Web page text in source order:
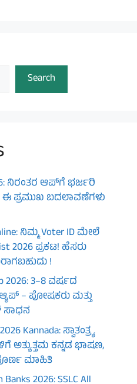
Search
ನಿರಂತರ ಆಪ್‌ಗೆ ಭರ್ಜರಿ
ಪ್ರಮುಖ ಬದಲಾವಣೆಗಳು
ನಿಮ್ಮ Voter ID ಮೇಲೆ
2026 ಪ್ರಕಟ! ಹೆಸರು
!
2026: 3–8 ವರ್ಷದ
– ಪೋಷಕರು ಮತ್ತು
ಸಾಧನ
Kannada: ಸ್ವಾತಂತ್ರ್ಯ
ಅತ್ಯುತ್ತಮ ಕನ್ನಡ ಭಾಷಣ,
ಮಾಹಿತಿ
2026: SSLC All